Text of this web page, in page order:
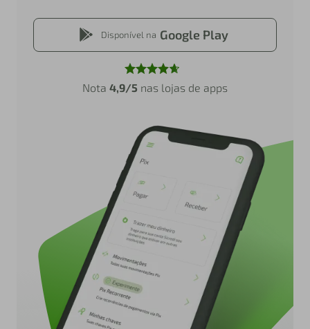
Disponível na Google Play
Nota 4,9/5 nas lojas de apps